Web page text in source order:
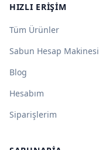
HIZLI ERIŞIM
Tüm Ürünler
Sabun Hesap Makinesi
Blog
Hesabım
Siparişlerim